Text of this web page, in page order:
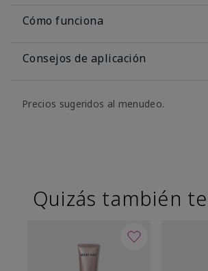
Cómo funciona
Consejos de aplicación
Precios sugeridos al menudeo.
Quizás también